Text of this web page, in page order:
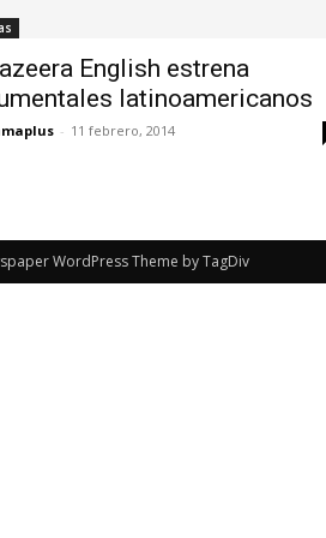
English estrena
latinoamericanos
- 11 febrero, 2014
WordPress Theme by TagDiv